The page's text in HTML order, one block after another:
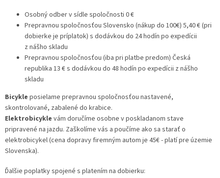
Osobný odber v sídle spoločnosti 0 €
Prepravnou spoločnosťou Slovensko (nákup do 100€) 5,40 € (pri
dobierke je príplatok) s dodávkou do 24 hodín po expedícii
z nášho skladu
Prepravnou spoločnosťou (iba pri platbe predom) Česká
republika 13 € s dodávkou do 48 hodín po expedícii z nášho
skladu
Bicykle posielame prepravnou spoločnosťou nastavené,
skontrolované, zabalené do krabice.
Elektrobicykle vám doručíme osobne v poskladanom stave
pripravené na jazdu. Zaškolíme vás a poučíme ako sa starať o
elektrobicykel (cena dopravy firemným autom je 45€ - platí pre územie
Slovenska).
Ďalšie poplatky spojené s platením na dobierku: